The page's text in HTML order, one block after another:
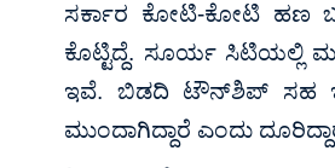
ಸರ್ಕಾರ ಕೋಟಿ-ಕೋಟಿ ಹಣ
ಕೊಟ್ಟಿದ್ದೆ. ಸೂರ್ಯ ಸಿಟಿಯಲ್ಲಿ
ಇವೆ. ಬಿಡದಿ ಟೌನ್‌ಶಿಪ್ ಸಹ
ಮುಂದಾಗಿದ್ದಾರೆ ಎಂದು